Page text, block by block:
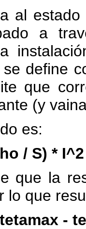
al
a
define
que
(y
es:
/ S) * I^2
que la
lo que
-